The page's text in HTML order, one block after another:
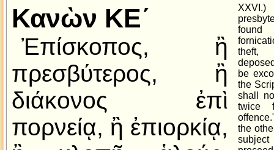
Κανὼν ΚΕ´
Ἐπίσκοπος, ἢ
πρεσβύτερος, ἢ
διάκονος ἐπὶ
πορνείᾳ, ἢ ἐπιορκίᾳ,
be
the
shall
twice
the